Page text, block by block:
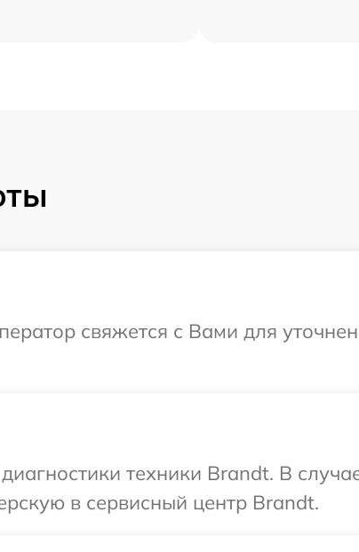
свяжется с Вами для
техники Brandt. В
в сервисный центр Brandt.